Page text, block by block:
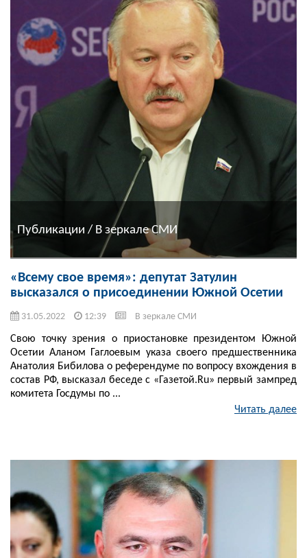
Публикации / В зеркале СМИ
«Всему свое время»: депутат Затулин
высказался о присоединении Южной Осетии
31.05.2022 12:39 В зеркале СМИ
Свою точку зрения о приостановке президентом Южной
Осетии Аланом Гаглоевым указа своего предшественника
Анатолия Бибилова о референдуме по вопросу вхождения в
состав РФ, высказал беседе с «Газетой.Ru» первый зампред
комитета Госдумы по ...
Читать далее